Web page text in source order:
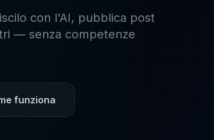
con l'AI, pubblica post
— senza competenze
funziona